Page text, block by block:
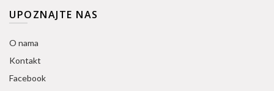
UPOZNAJTE NAS
O nama
Kontakt
Facebook